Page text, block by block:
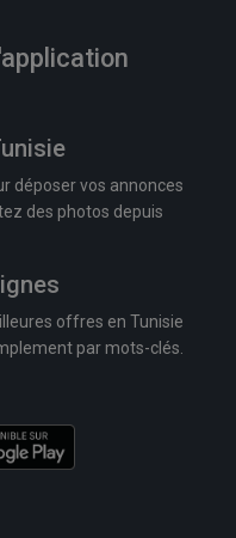
déposer vos annonces
des photos depuis
offres en Tunisie
par mots-clés.